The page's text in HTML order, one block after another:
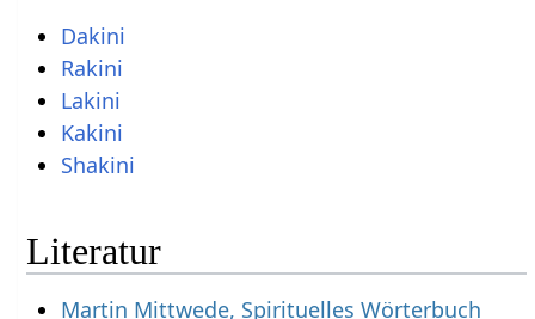
Dakini
Rakini
Lakini
Kakini
Shakini
Literatur
Martin Mittwede, Spirituelles Wörterbuch